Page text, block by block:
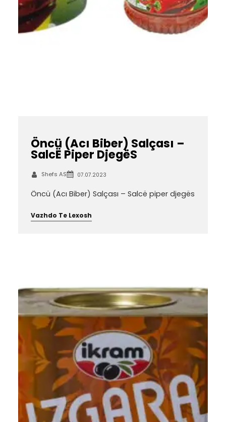
Öncü (Acı Biber) Salçası –
SalcË Piper DjegëS
Shefs AS 07.07.2023
Öncü (Acı Biber) Salçası – Salcë piper djegës
Vazhdo Te Lexosh